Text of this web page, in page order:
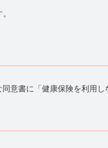
意書に「健康保険を利用し